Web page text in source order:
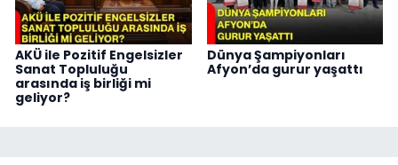
AKÜ ile Pozitif Engelsizler
Sanat Topluluğu
arasında iş birliği mi
geliyor?
Dünya Şampiyonları
Afyon’da gurur yaşattı